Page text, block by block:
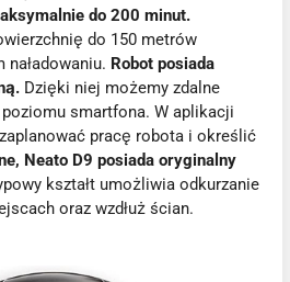
do 200 minut.
do 150 metrów
naładowaniu. Robot posiada
Dzięki niej możemy zdalne
smartfona. W aplikacji
pracę robota i określić
Neato D9 posiada oryginalny
kształt umożliwia odkurzanie
oraz wzdłuż ścian.